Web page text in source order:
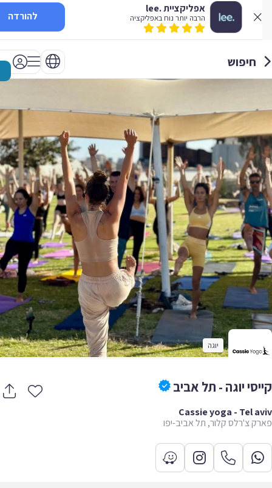
אפליקציית .lee
הרבה יותר נוח באפליקציה להורדה
חיפוש
יוגה
יוגה - תל אביב
Cassie yoga - Tel
צ'רלס קלור, תל אביב-יפו